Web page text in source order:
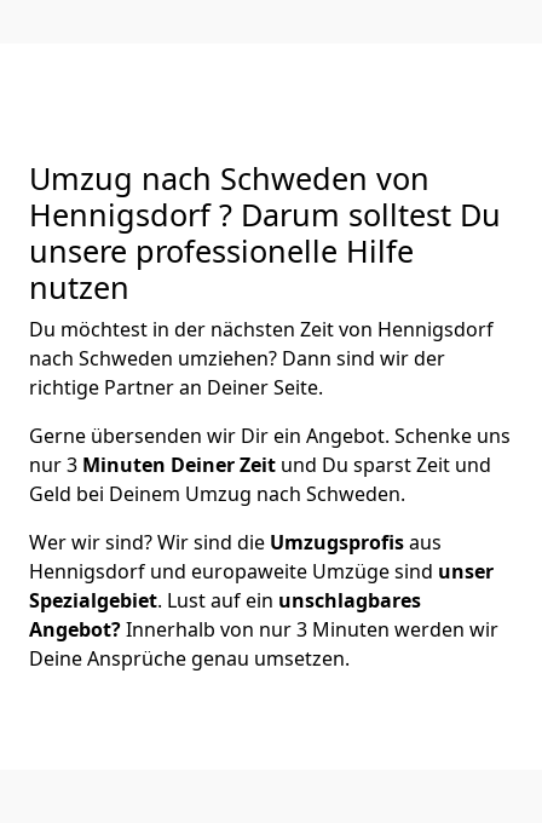
Umzug nach Schweden von
Hennigsdorf ? Darum solltest Du
unsere professionelle Hilfe
nutzen
Du möchtest in der nächsten Zeit von Hennigsdorf
nach Schweden umziehen? Dann sind wir der
richtige Partner an Deiner Seite.
Gerne übersenden wir Dir ein Angebot. Schenke uns
nur3 Minuten Deiner Zeit und Du sparst Zeit und
Geld bei Deinem Umzug nach Schweden.
Wer wir sind? Wir sind die Umzugsprofisaus
Hennigsdorf und europaweite Umzüge sind unser
Spezialgebiet. Lust auf ein unschlagbares
Angebot?Innerhalb von nur3 Minuten werden wir
Deine Ansprüche genau umsetzen.